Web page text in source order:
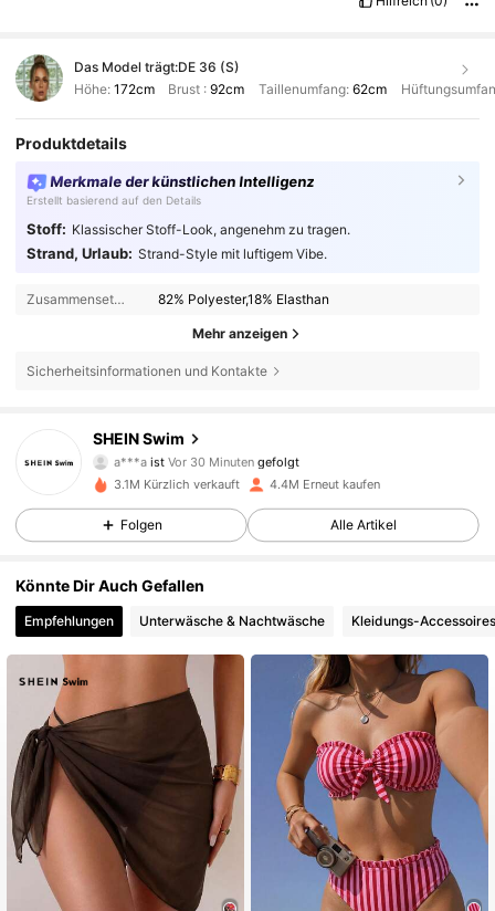
Das Model trägt:DE 36 (S)
Höhe: 172cm Brust :92cm Taillenumfang: 62cm
Produktdetails
Merkmale der künstlichen Intelligenz
Erstellt basierend auf den Details
Stoff: Klassischer Stoff-Look, angenehm zu tragen.
Strand, Urlaub: Strand-Style mit luftigem Vibe.
Zusammensetzung: 82% Polyester,18% Elasthan
Mehr anzeigen
Sicherheitsinformationen und Kontakte
SHEIN Swim
a***aistVor 30 Minuten
a***_ist am Durchsuchen
4,88
414K Follower
4,88 414K Follower
4,88 414K Follower
4,88 414K Follower
4,88 414K Follower
3.1M Kürzlich verkauft 4.4M Erneut kaufen
Folgen Alle Artikel
Könnte Dir Auch Gefallen
Empfehlungen Unterwäsche & Nachtwäsche Kleidungs-Accessoires